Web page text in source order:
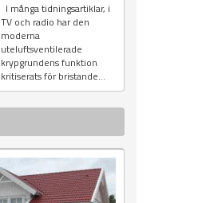
I många tidningsartiklar, i
TV och radio har den
moderna
uteluftsventilerade
krypgrundens funktion
kritiserats för bristande...